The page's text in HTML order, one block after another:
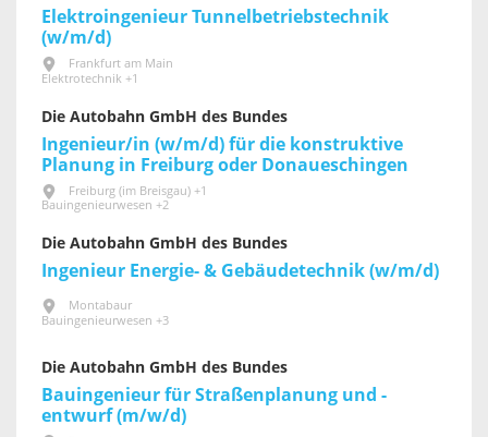
Elektroingenieur Tunnelbetriebstechnik
(w/m/d)
Frankfurt am Main
Elektrotechnik +1
Die Autobahn GmbH des Bundes
Ingenieur/in (w/m/d) für die konstruktive
Planung in Freiburg oder Donaueschingen
Freiburg (im Breisgau) +1
Bauingenieurwesen +2
Die Autobahn GmbH des Bundes
Ingenieur Energie- & Gebäudetechnik (w/m/d)
Montabaur
Bauingenieurwesen +3
Die Autobahn GmbH des Bundes
Bauingenieur für Straßenplanung und -
entwurf (m/w/d)